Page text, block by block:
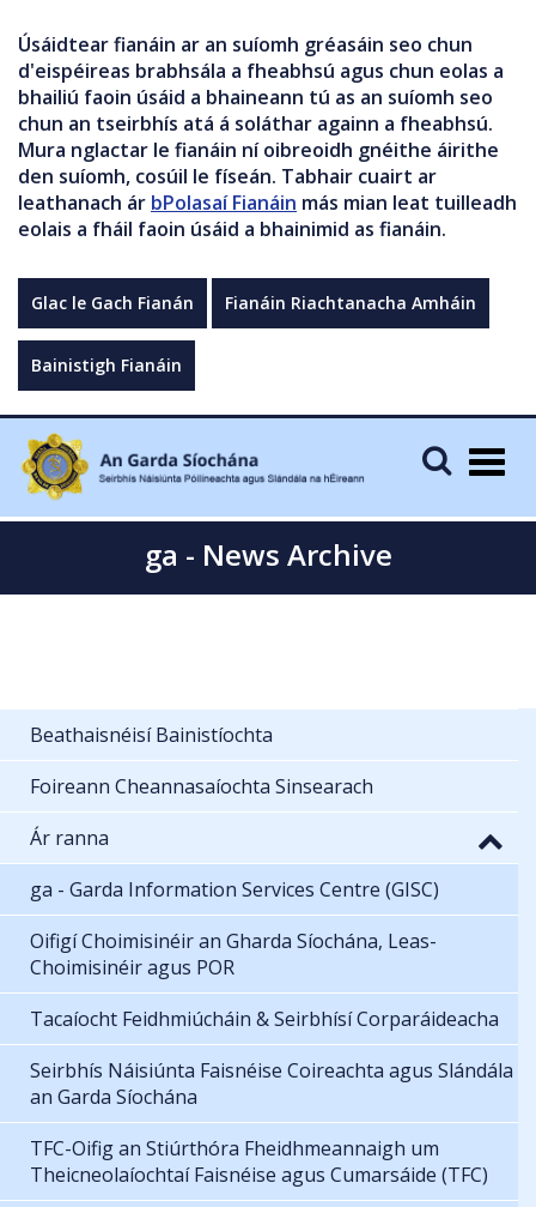
Úsáidtear fianáin ar an suíomh gréasáin seo chun
d'eispéireas brabhsála a fheabhsú agus chun eolas a
bhailiú faoin úsáid a bhaineann tú as an suíomh seo
chun an tseirbhís atá á soláthar againn a fheabhsú.
Mura nglactar le fianáin ní oibreoidh gnéithe áirithe
den suíomh, cosúil le físeán. Tabhair cuairt ar
leathanach ár bPolasaí Fianáin más mian leat tuilleadh
eolais a fháil faoin úsáid a bhainimid as fianáin.
Glac le Gach Fianán Fianáin Riachtanacha Amháin
Bainistigh Fianáin
ga - News Archive
Beathaisnéisí Bainistíochta
Foireann Cheannasaíochta Sinsearach
Ár ranna
ga - Garda Information Services Centre (GISC)
Oifigí Choimisinéir an Gharda Síochána, Leas-
Choimisinéir agus POR
Tacaíocht Feidhmiúcháin & Seirbhísí Corparáideacha
Seirbhís Náisiúnta Faisnéise Coireachta agus Slándála
an Garda Síochána
TFC-Oifig an Stiúrthóra Fheidhmeannaigh um
Theicneolaíochtaí Faisnéise agus Cumarsáide (TFC)